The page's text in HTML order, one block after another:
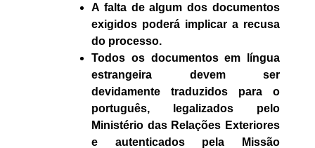
A falta de algum dos documentos
exigidos poderá implicar a recusa
do processo.
Todos os documentos em língua
estrangeira devem ser
devidamente traduzidos para o
português, legalizados pelo
Ministério das Relações Exteriores
e autenticados pela Missão